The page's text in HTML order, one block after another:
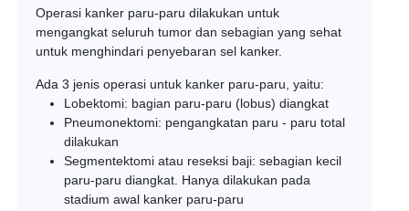
Torakoskopi
Untuk memeriksa dan mengumpulkan
tertentu di dada Anda.
Prosedur ini juga invasif dan membutuhkan
anestesi umum.
Biopsi jarum perkutan
Anestesi lokal digunakan agar kulit mati rasa.
Dokter Anda kemudian akan menggunakan
Operasi kanker paru-paru dilakukan untuk
mengangkat seluruh tumor dan sebagian yang sehat
untuk menghindari penyebaran sel kanker.
Ada 3 jenis operasi untuk kanker paru-paru, yaitu:
Lobektomi: bagian paru-paru (lobus) diangkat
Pneumonektomi: pengangkatan paru - paru total
dilakukan
Segmentektomi atau reseksi baji: sebagian kecil
paru-paru diangkat. Hanya dilakukan pada
stadium awal kanker paru-paru